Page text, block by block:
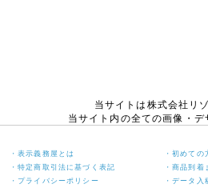
当サイトは株式会社リ
当サイト内の全ての画像・
・表示義務屋とは
・初めての
・特定商取引法に基づく表記
・商品到
・プライバシーポリシー
・データ